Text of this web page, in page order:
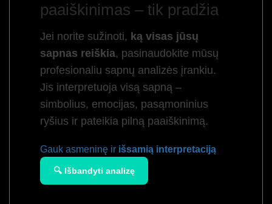
paaiškinimas – tik pradžia
Jei norite sužinoti, ką visas jūsų
sapnas reiškia, pasinaudokite mūsų
profesionaliu sapnų analizės įrankiu.
Jis interpretuoja visą sapną –
simbolius, emocijas, pasąmoninius
ryšius ir pateikia pilną paaiškinimą.
Gauk asmeninę ir išsamią interpretaciją
🔍 Išbandyti analizę